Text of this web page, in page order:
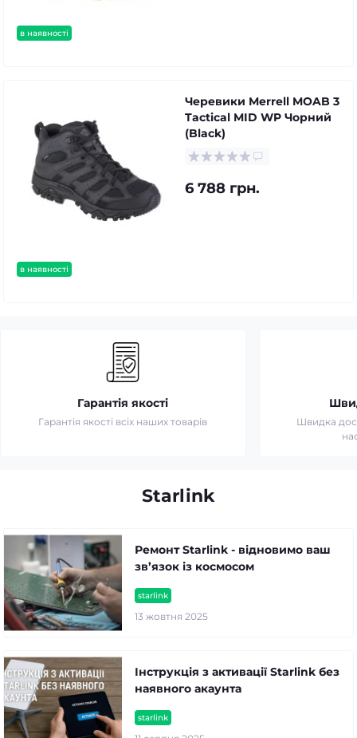
в наявності
в наявності
Черевики Merrell MOAB 3
Tactical MID WP Чорний
(Black)
6 788 грн.
Гарантія якості
Гарантія якості всіх наших товарів
Швидка
Starlink
starlink
13 жовтня 2025
Ремонт Starlink - відновимо ваш
зв’язок із космосом
starlink
Інструкція з активації Starlink без
наявного акаунта